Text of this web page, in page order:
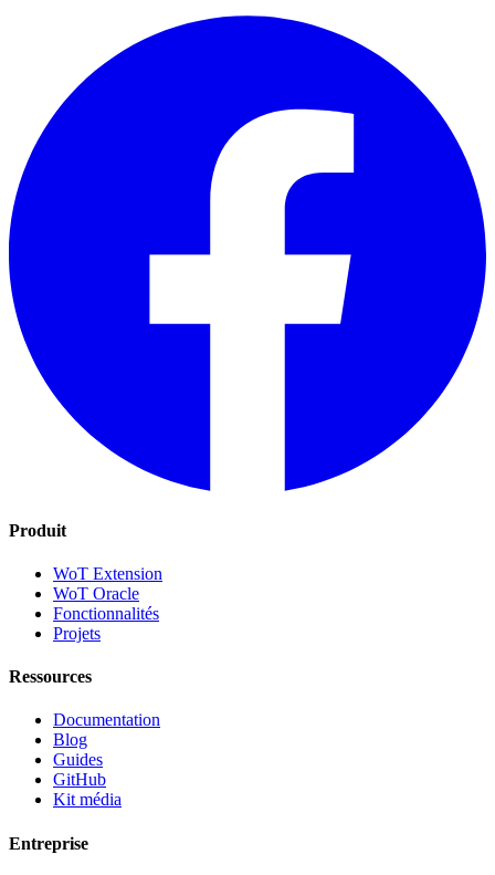
Produit
WoT Extension
WoT Oracle
Fonctionnalités
Projets
Ressources
Documentation
Blog
Guides
GitHub
Kit média
Entreprise